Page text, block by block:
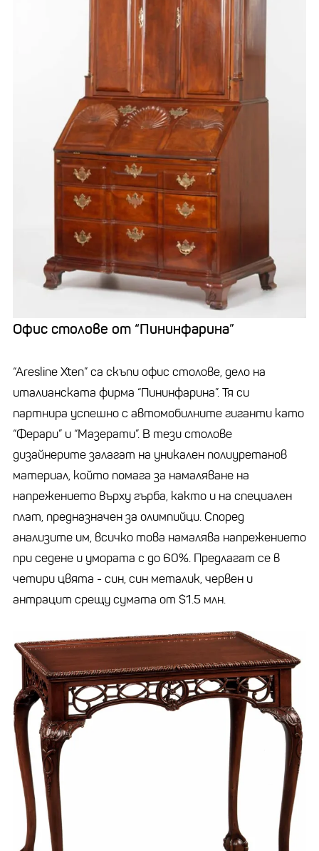
Офис столове от “Пининфарина”
“Aresline Xten” са скъпи офис столове, дело на
италианската фирма “Пининфарина”. Тя си
партнира успешно с автомобилните гиганти като
“Ферари” и “Мазерати”. В тези столове
дизайнерите залагат на уникален полиуретанов
материал, който помага за намаляване на
напрежението върху гърба, както и на специален
плат, предназначен за олимпийци. Според
анализите им, всичко това намалява напрежението
при седене и умората с до 60%. Предлагат се в
четири цвята - син, син металик, червен и
антрацит срещу сумата от $1.5 млн.